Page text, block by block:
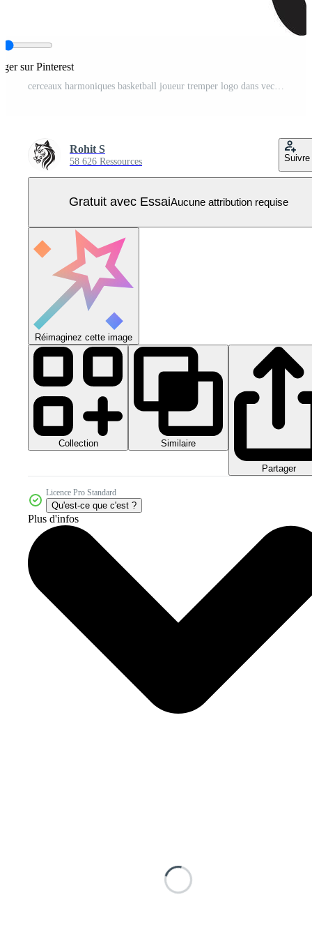
sur Pinterest
Rohit S
58 626 Ressources Suivre
Gratuit avec EssaiAucune attribution requise
Réimaginez cette image
Collection Similaire
Partager
Licence Pro Standard
Qu'est-ce que c'est ?
Plus d'infos